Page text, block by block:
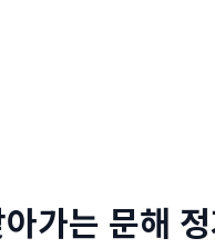
가는 문해